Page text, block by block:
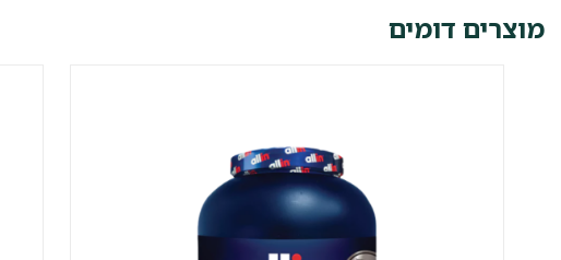
מוצרים דומים